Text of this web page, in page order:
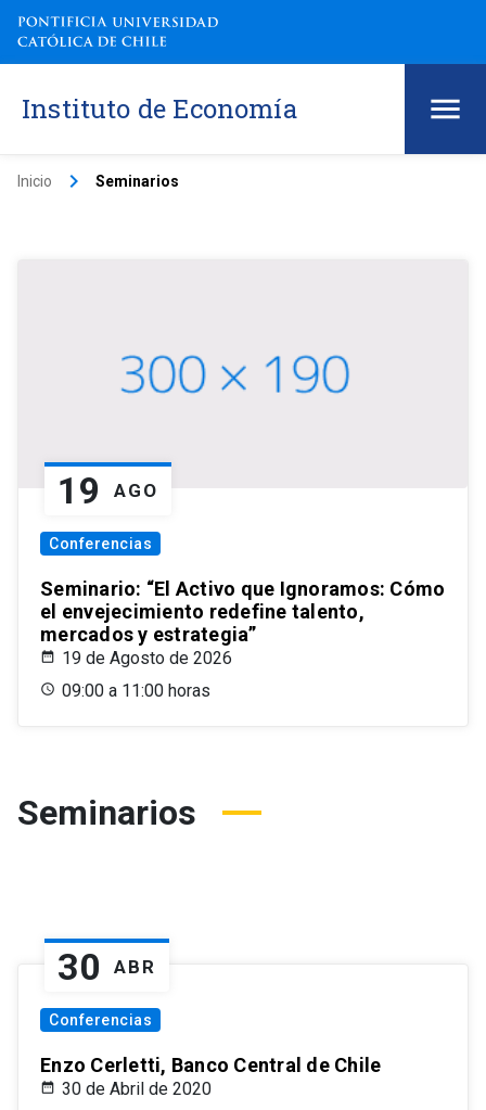
Instituto de Economía
Inicio keyboard_arrow_right Seminarios
19 AGO
Conferencias
Seminario: “El Activo que Ignoramos: Cómo
el envejecimiento redefine talento,
mercados y estrategia”
19 de Agosto de 2026
09:00 a 11:00 horas
Seminarios
30 ABR
Conferencias
Enzo Cerletti, Banco Central de Chile
30 de Abril de 2020